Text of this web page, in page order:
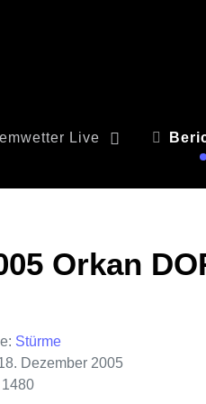
Live
Orkan
Stürme
Dezember 2005